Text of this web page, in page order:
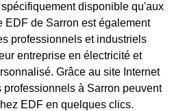
disponible qu'aux
EDF de Sarron est également
professionnels et industriels
entreprise en électricité et
Grâce au site Internet
professionnels à Sarron peuvent
EDF en quelques clics.